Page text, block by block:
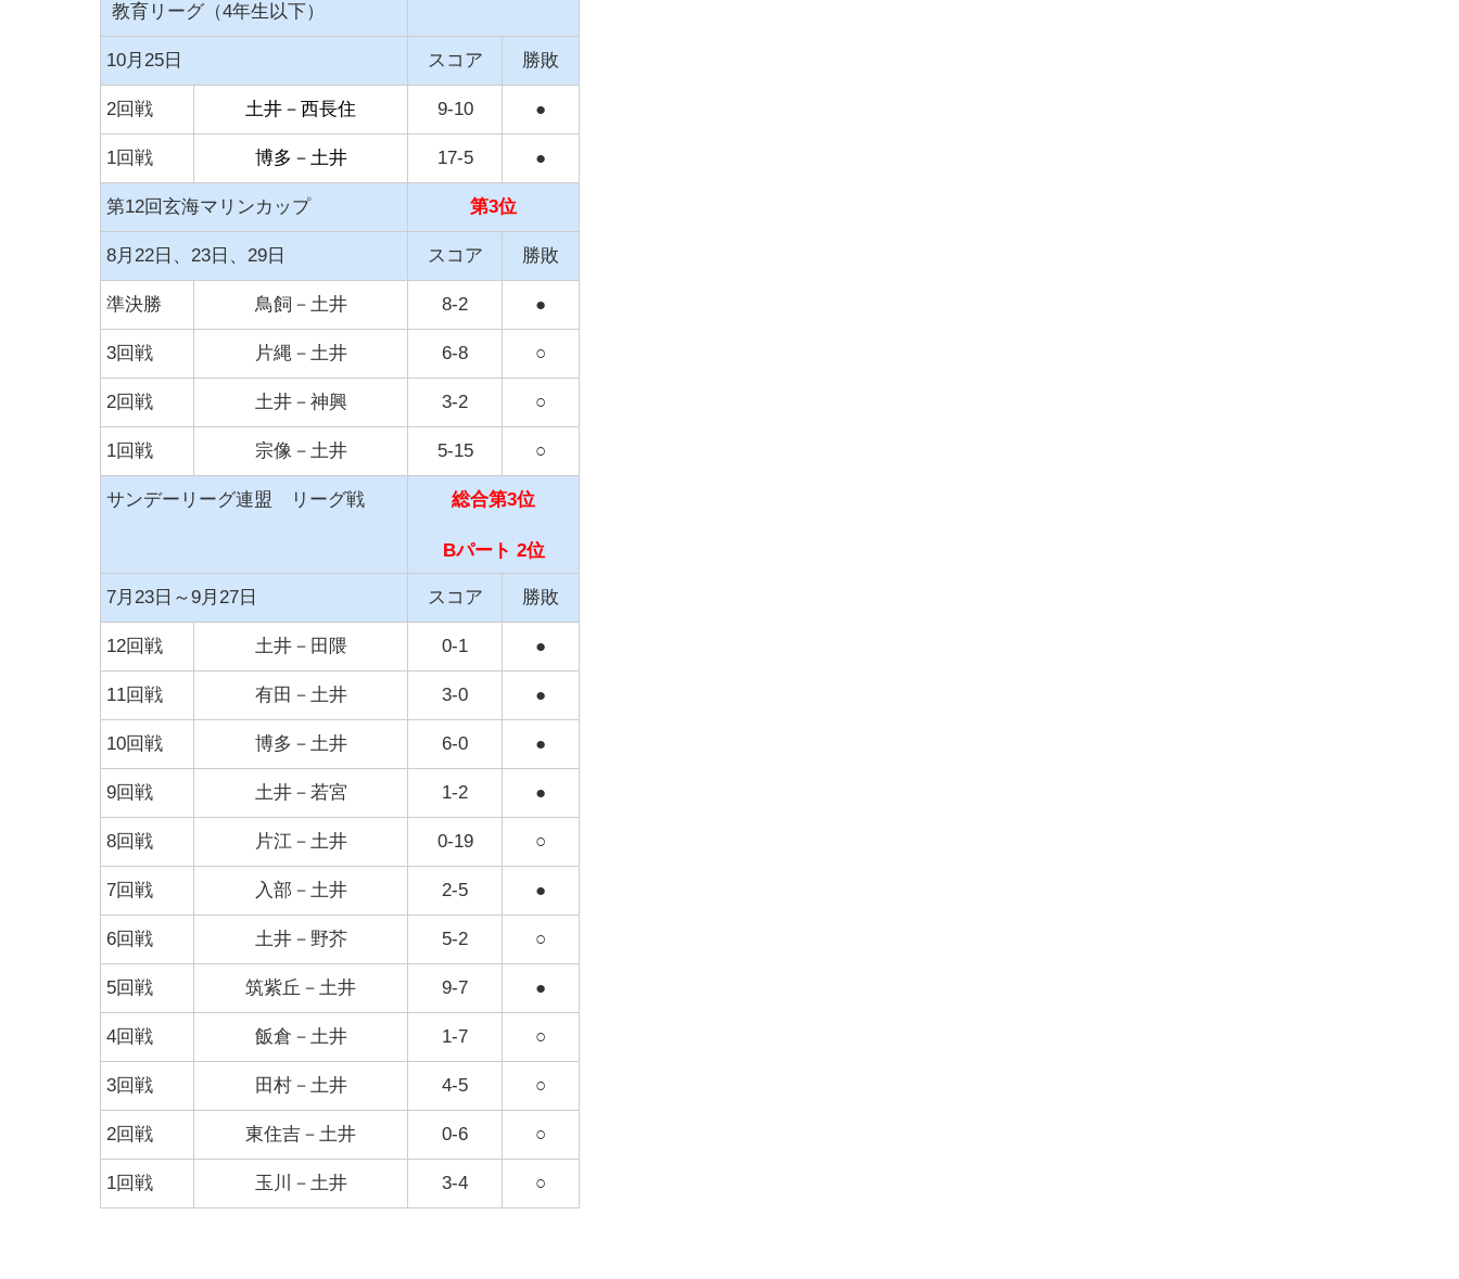
教育リーグ（4年生以下）
10月25日 スコア 勝敗
2回戦 土井－西長住 9-10 ●
1回戦 博多－土井 17-5 ●
第12回玄海マリンカップ 第3位
8月22日、23日、29日 スコア 勝敗
準決勝 鳥飼－土井 8-2 ●
3回戦 片縄－土井 6-8 ○
2回戦 土井－神興 3-2 ○
1回戦 宗像－土井 5-15 ○
サンデーリーグ連盟 リーグ戦 総合第3位
Bパート 2位
7月23日～9月27日 スコア 勝敗
12回戦 土井－田隈 0-1 ●
11回戦 有田－土井 3-0 ●
10回戦 博多－土井 6-0 ●
9回戦 土井－若宮 1-2 ●
8回戦 片江－土井 0-19 ○
7回戦 入部－土井 2-5 ●
6回戦 土井－野芥 5-2 ○
5回戦 筑紫丘－土井 9-7 ●
4回戦 飯倉－土井 1-7 ○
3回戦 田村－土井 4-5 ○
2回戦 東住吉－土井 0-6 ○
1回戦 玉川－土井 3-4 ○